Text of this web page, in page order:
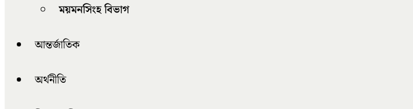
ময়মনসিংহ বিভাগ
আন্তর্জাতিক
অর্থনীতি